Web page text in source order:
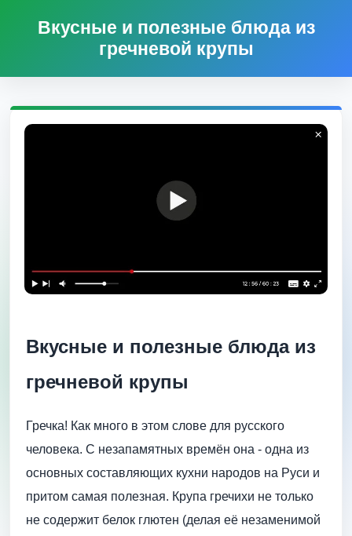
Вкусные и полезные блюда из
гречневой крупы
Вкусные и полезные блюда из
гречневой крупы
Гречка! Как много в этом слове для русского
человека. С незапамятных времён она - одна из
основных составляющих кухни народов на Руси и
притом самая полезная. Крупа гречихи не только
не содержит белок глютен (делая её незаменимой